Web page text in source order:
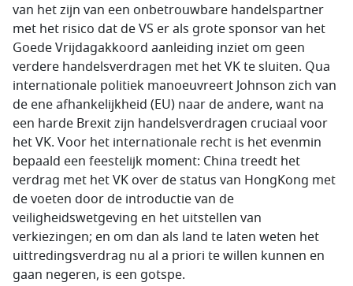
van het zijn van een onbetrouwbare handelspartner
met het risico dat de VS er als grote sponsor van het
Goede Vrijdagakkoord aanleiding inziet om geen
verdere handelsverdragen met het VK te sluiten. Qua
internationale politiek manoeuvreert Johnson zich van
de ene afhankelijkheid (EU) naar de andere, want na
een harde Brexit zijn handelsverdragen cruciaal voor
het VK. Voor het internationale recht is het evenmin
bepaald een feestelijk moment: China treedt het
verdrag met het VK over de status van HongKong met
de voeten door de introductie van de
veiligheidswetgeving en het uitstellen van
verkiezingen; en om dan als land te laten weten het
uittredingsverdrag nu al a priori te willen kunnen en
gaan negeren, is een gotspe.